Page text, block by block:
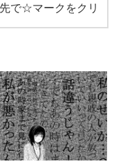
先で☆マークをクリ